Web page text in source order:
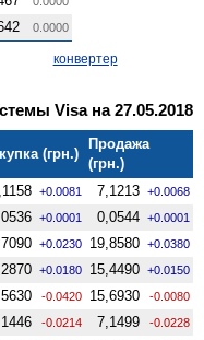
0.0000
конвертер
Visa на 27.05.2018
(грн.)
Продажа
(грн.)
+0.0081 7,1213 +0.0068
+0.0001 0,0544 +0.0001
+0.0230 19,8580 +0.0380
+0.0180 15,4490 +0.0150
-0.0420 15,6930 -0.0080
-0.0214 7,1499 -0.0228